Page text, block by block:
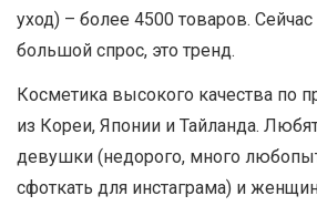
уход) – более 4500 товаров. Сейчас
большой спрос, это тренд.
Косметика высокого качества по
из Кореи, Японии и Тайланда.
девушки (недорого, много
сфоткать для инстаграма) и